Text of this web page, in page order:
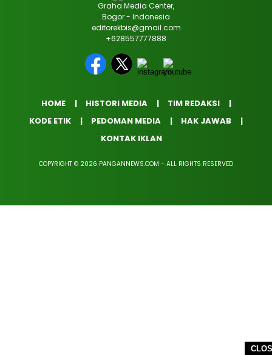
Graha Media Center,
Bogor - Indonesia
editorekbis@gmail.com
+628557777888
HOME HISTORI MEDIA
TIM REDAKSI
KODE ETIK
PEDOMAN MEDIA
HAK JAWAB
KONTAK IKLAN
COPYRIGHT © 2026 PANGANNEWS.COM - ALL RIGHTS RESERVED